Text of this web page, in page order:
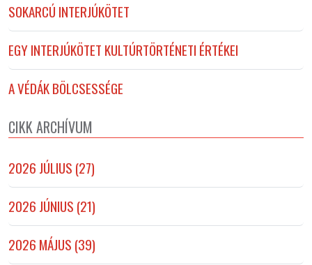
SOKARCÚ INTERJÚKÖTET
EGY INTERJÚKÖTET KULTÚRTÖRTÉNETI ÉRTÉKEI
A VÉDÁK BÖLCSESSÉGE
CIKK ARCHÍVUM
2026 JÚLIUS (27)
2026 JÚNIUS (21)
2026 MÁJUS (39)